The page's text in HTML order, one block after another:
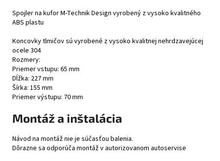
Spojler na kufor M-Technik Design vyrobený z vysoko kvalitného
ABS plastu
Koncovky tlmičov sú vyrobené z vysoko kvalitnej nehrdzavejúcej
ocele 304
Rozmery:
Priemer vstupu: 65 mm
Dĺžka: 227 mm
Šírka: 155 mm
Priemer výstupu: 70 mm
Montáž a inštalácia
Návod na montáž nie je súčasťou balenia.
Dôrazne sa odporúča montáž v autorizovanom autoservise